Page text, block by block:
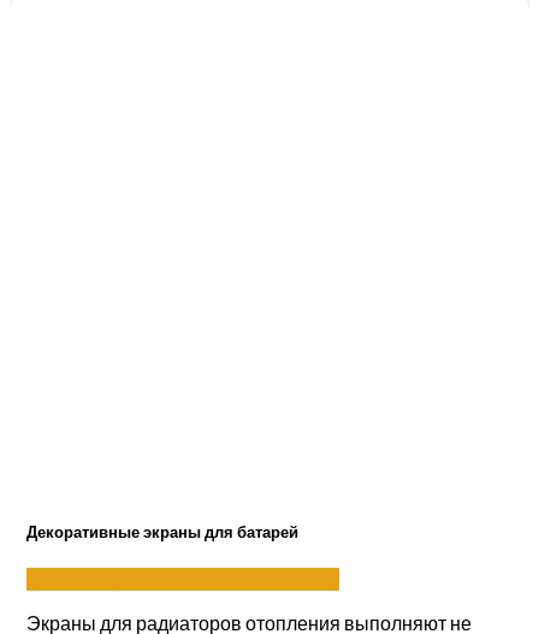
Декоративные экраны для батарей
Экраны для радиаторов отопления выполняют не